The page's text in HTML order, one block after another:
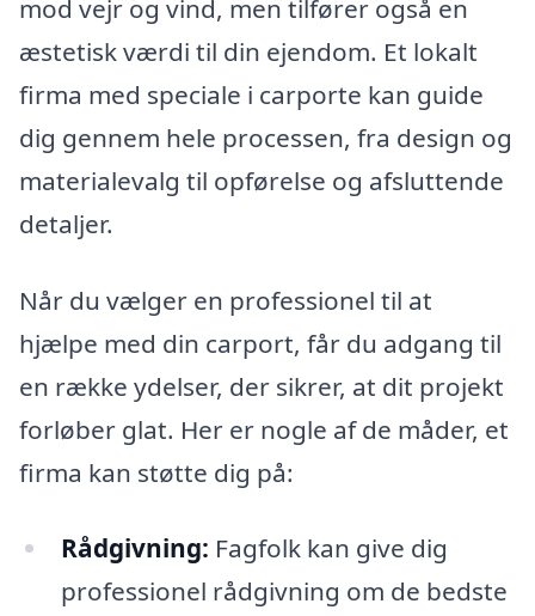
mod vejr og vind, men tilfører også en
æstetisk værdi til din ejendom. Et lokalt
firma med speciale i carporte kan guide
dig gennem hele processen, fra design og
materialevalg til opførelse og afsluttende
detaljer.
Når du vælger en professionel til at
hjælpe med din carport, får du adgang til
en række ydelser, der sikrer, at dit projekt
forløber glat. Her er nogle af de måder, et
firma kan støtte dig på:
Rådgivning: Fagfolk kan give dig
professionel rådgivning om de bedste